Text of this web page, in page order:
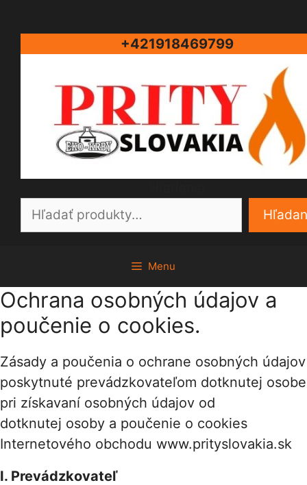
+421918469799
Menu
Ochrana osobných údajov a
poučenie o cookies.
Zásady a poučenia o ochrane osobných údajov
poskytnuté prevádzkovateľom dotknutej osobe
pri získavaní osobných údajov od
dotknutej osoby a poučenie o cookies
Internetového obchodu www.prityslovakia.sk
I. Prevádzkovateľ